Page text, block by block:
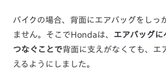
バイクの場合、背面にエアバッグをしっ
ません。そこでHondaは、 エアバッグに
つなぐことで背面に支えがなくても、エ
えるようにしました。